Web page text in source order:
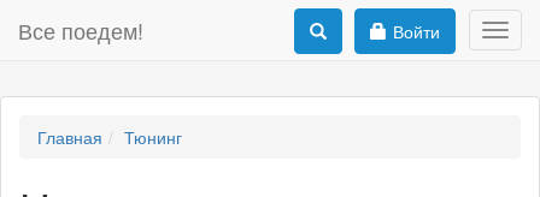
Все поедем! Войти
Главная Тюнинг